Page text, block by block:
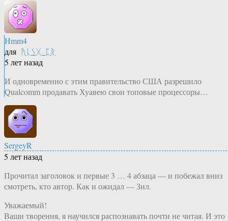
Hmm4
для ᚤᚳᛊᚷ_ᛈᚱ
5 лет назад
И одновременно с этим правительство США разрешило
Qualcomm продавать Хуавею свои топовые процессоры…
SergeyR
5 лет назад
Прочитал заголовок и первые 3 … 4 абзаца — и побежал вниз
смотреть, кто автор. Как и ожидал — Зил.
Уважаемый!
Ваши творения, я научился распознавать почти не читая. И это